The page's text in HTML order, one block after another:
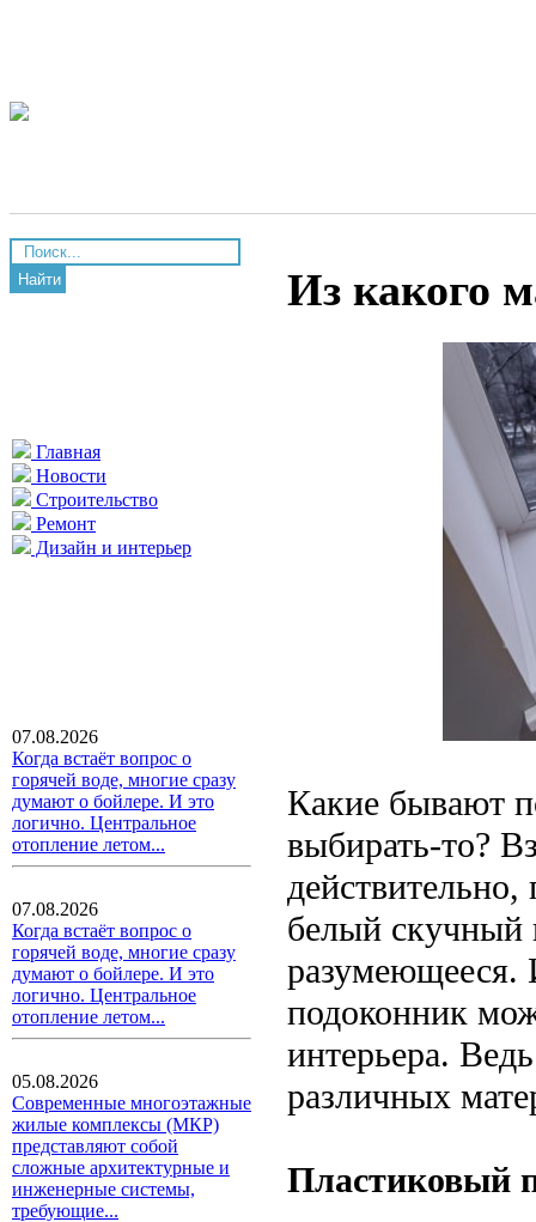
Найти
Главная
Новости
Строительство
Ремонт
Дизайн и интерьер
07.08.2026
Когда встаёт вопрос о
горячей воде, многие сразу
думают о бойлере. И это
логично. Центральное
отопление летом...
07.08.2026
Когда встаёт вопрос о
горячей воде, многие сразу
думают о бойлере. И это
логично. Центральное
отопление летом...
05.08.2026
Современные многоэтажные
жилые комплексы (МКР)
представляют собой
сложные архитектурные и
инженерные системы,
требующие...
Из какого
Какие бывают
выбирать-то?
белый скучный
разумеющееся.
подоконник
интерьера.
различных
Пластиковый